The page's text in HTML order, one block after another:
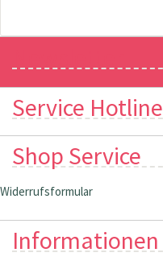
Service Hotline
Shop Service
Widerrufsformular
Informationen